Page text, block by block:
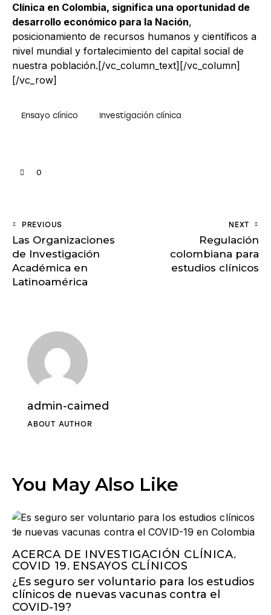
Clínica en Colombia, significa una oportunidad de
desarrollo económico para la Nación,
posicionamiento de recursos humanos y científicos a
nivel mundial y fortalecimiento del capital social de
nuestra población.[/vc_column_text][/vc_column]
[/vc_row]
Ensayo clínico Investigación clínica
0
PREVIOUS
Las Organizaciones
de Investigación
Académica en
Latinoamérica
NEXT
Regulación
colombiana para
estudios clínicos
admin-caimed
ABOUT AUTHOR
You May Also Like
ACERCA DE INVESTIGACIÓN CLÍNICA,
COVID 19 , ENSAYOS CLÍNICOS
¿Es seguro ser voluntario para los estudios
clínicos de nuevas vacunas contra el
COVID-19?